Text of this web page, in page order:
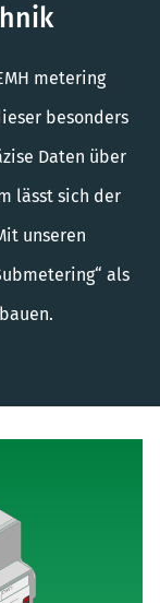
metering
besonders
Daten über
lässt sich der
unseren
als